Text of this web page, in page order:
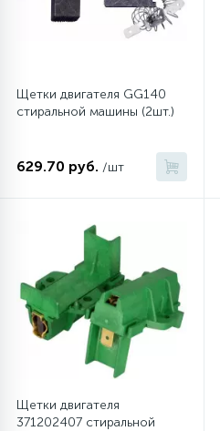
Щетки двигателя GG140
стиральной машины (2шт.)
629.70 руб. /шт
Щетки двигателя
371202407 стиральной